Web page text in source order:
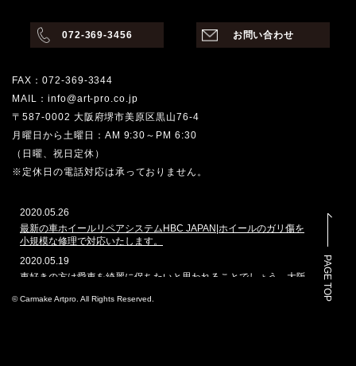
072-369-3456 お問い合わせ
FAX：072-369-3344
MAIL：info@art-pro.co.jp
〒587-0002 大阪府堺市美原区黒山76-4
月曜日から土曜日：AM 9:30～PM 6:30
（日曜、祝日定休）
※定休日の電話対応は承っておりません。
2020.05.26
最新の車ホイールリペアシステムHBC JAPAN|ホイールのガリ傷を
小規模な修理で対応いたします。
2020.05.19
車好きの方は愛車を綺麗に保ちたいと思われることでしょう。大阪
ートプロは、ガラスコーティングや車磨きのプロショップとして、
PAGE TOP
© Carmake Artpro. All Rights Reserved.